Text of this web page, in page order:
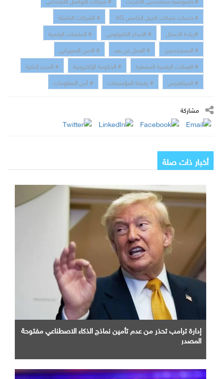
# خدمات شبكات الجيل الخامس 5G
# الشركات الناشئة
#ريادة الاعمال
# الابداع التكنولوجي
# المنصات الرقمية
# المستخدمين
# العمل عن بعد
# الامن السبيراني
# العملات الرقمية المشفرة
# الحكومة الإلكترونية
# المدن الذكية
# الميتافيرس
# رقمنة المؤسسات # أمن المعلومات
مشاركة
أخبار ذات صلة
إدارة ترامب تحذر من عدم تأمين نماذج الذكاء الاصطناعي مفتوحة
المصدر